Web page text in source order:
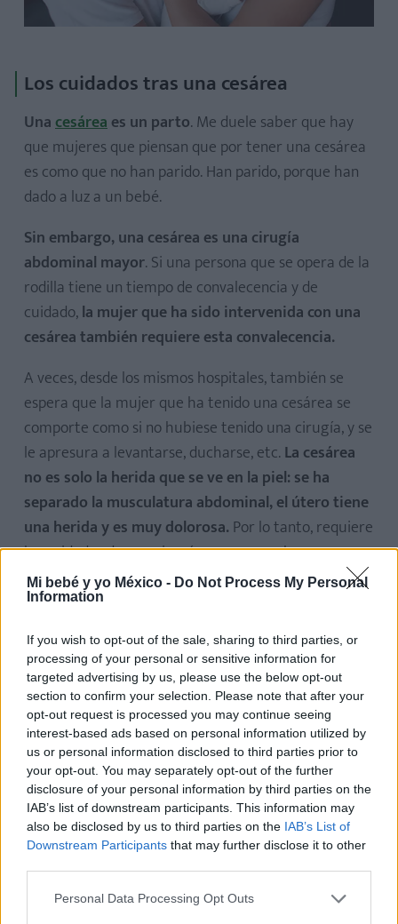
Mi bebé y yo México - Do Not Process My Personal
Information
If you wish to opt-out of the sale, sharing to third parties, or
processing of your personal or sensitive information for
targeted advertising by us, please use the below opt-out
section to confirm your selection. Please note that after your
opt-out request is processed you may continue seeing
interest-based ads based on personal information utilized by
us or personal information disclosed to third parties prior to
your opt-out. You may separately opt-out of the further
disclosure of your personal information by third parties on the
IAB’s list of downstream participants. This information may
also be disclosed by us to third parties on the IAB’s List of
Downstream Participants that may further disclose it to other
Personal Data Processing Opt Outs
Los cuidados tras una cesárea
Unacesáreaes un parto. Me duele saber que hay
que mujeres que piensan que por tener una cesárea
es como que no han parido. Han parido, porque han
dado a luz a un bebé.
Sin embargo, una cesárea es una cirugía
abdominal mayor. Si una persona que se opera de la
rodilla tiene un tiempo de convalecencia y de
cuidado,la mujer que ha sido intervenida con una
cesárea también requiere esta convalecencia.
A veces, desde los mismos hospitales, también se
espera que la mujer que ha tenido una cesárea se
comporte como si no hubiese tenido una cirugía, y se
le apresura a levantarse, ducharse, etc. La cesárea
no es solo la herida que se ve en la piel: se ha
separado la musculatura abdominal, el útero tiene
una herida y es muy dolorosa. Por lo tanto, requiere
los cuidados de una cirugía mayor: mucho reposo,
analgesia, que todo el mundo cuide a la mamá, así
como tratar la herida y mantenerla limpia y seca,
levante de lado, sin generar presión abdominal, que
se sujete la herida para toser, estornudar y
levantarse, y, sobre todo,mucha paciencia y calma.
Vuelvo a insistir en que las mamás que han dado a
luz por cesárea no se priven de tomar analgesia
para el dolor:acaban de tener un bebé, con la
exigencia que esto implica, y si además le dan el
pecho, el esfuerzo aún es mayor.
ya está cerrada y cicatrizada del todo, también se